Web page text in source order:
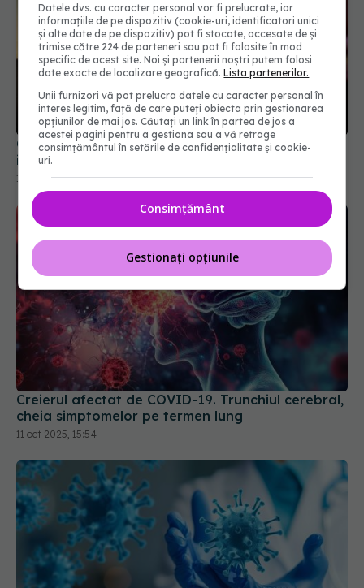
China spune că laboratorul din Wuhan nu a fost
implicat în crearea virusului COVID-19
12 feb 2025, 11:25
Creierul afectat de COVID-19. Trunchiul cerebral,
cheia simptomelor pe termen lung
11 oct 2025, 15:54
Datele dvs. cu caracter personal vor fi prelucrate, iar
informațiile de pe dispozitiv (cookie-uri, identificatori unici
și alte date de pe dispozitiv) pot fi stocate, accesate de și
trimise către 224 de parteneri sau pot fi folosite în mod
specific de acest site. Noi și partenerii noștri putem folosi
date exacte de localizare geografică.Lista partenerilor.
Unii furnizori vă pot prelucra datele cu caracter personal în
interes legitim, față de care puteți obiecta prin gestionarea
opțiunilor de mai jos. Căutați un link în partea de jos a
acestei pagini pentru a gestiona sau a vă retrage
consimțământul în setările de confidențialitate și cookie-
uri.
Consimțământ
Gestionați opțiunile